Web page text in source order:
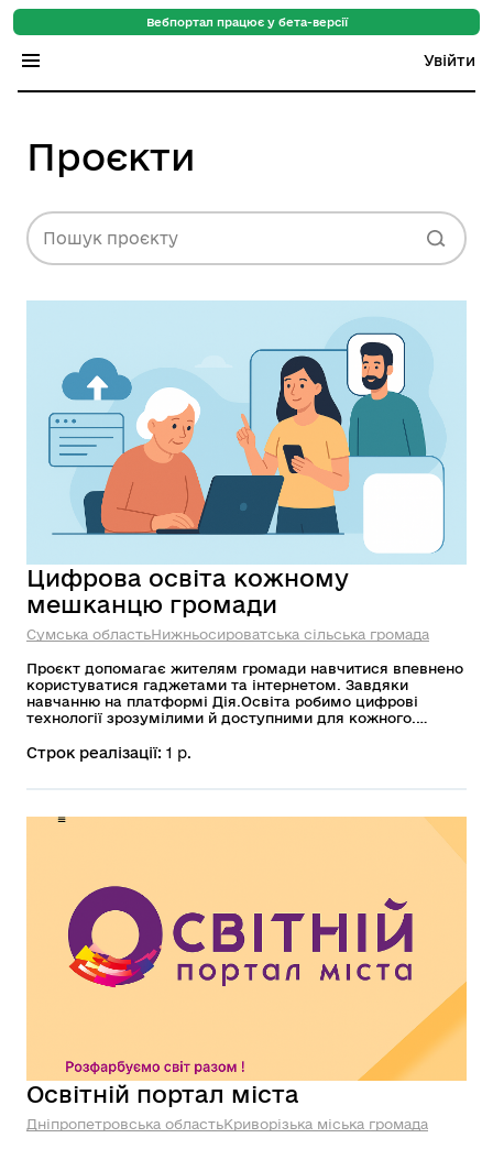
Вебпортал працює у бета-версії
Увійти
Індекс громад
Цифровий путівник
База знань
Проєкти
Пошук проєкту
Цифрова освіта кожному
мешканцю громади
Сумська областьНижньосироватська сільська громада
Проєкт допомагає жителям громади навчитися впевнено
користуватися гаджетами та інтернетом. Завдяки
навчанню на платформі Дія.Освіта робимо цифрові
технології зрозумілими й доступними для кожного.
цифрових знань і розвиток практичних навичок роботи з
активність та конкурентоспроможність, що в результаті
Строк реалізації: 1 р.
Освітній портал міста
Дніпропетровська областьКриворізька міська громада